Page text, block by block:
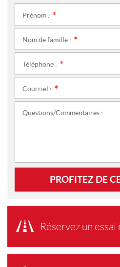
Prénom :
Nom de famille :
Téléphone :
Courriel :
Questions/Commentaires :
PROFITEZ DE
Réservez un